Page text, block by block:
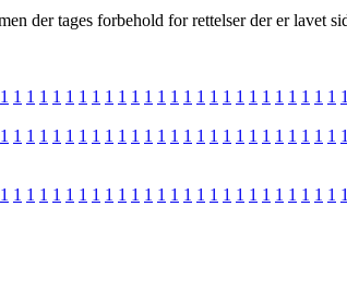
der tages forbehold for rettelser der er lavet
1 1 1 1 1 1 1 1 1 1 1 1 1 1 1 1 1 1 1 1 1 1 1 1 1 1 1
1 1 1 1 1 1 1 1 1 1 1 1 1 1 1 1 1 1 1 1 1 1 1 1 1 1 1
1 1 1 1 1 1 1 1 1 1 1 1 1 1 1 1 1 1 1 1 1 1 1 1 1 1 1